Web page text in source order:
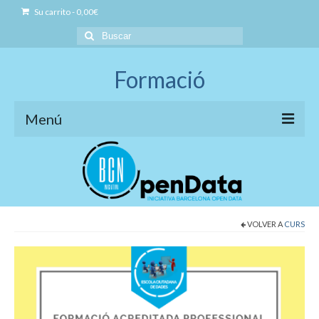
Su carrito- 0,00€
Buscar
por:
Formació
Menú
Iniciativa BCN OpenData
Model de formació
Formació Professional Acreditada
Governança Open Data
Business Open Data
VOLVER A CURS